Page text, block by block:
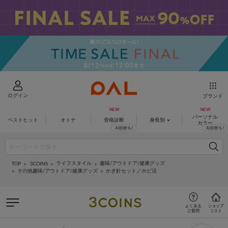
ログイン ブランド
ベストヒット オトナ 骨格診断 身長別
パーソナル
カラー
TOP 3COINS ライフスタイル
趣味/アウトドア/健康グッズ
その他趣味/アウトドア/健康グッズ
かぎ針セット／ホビ活